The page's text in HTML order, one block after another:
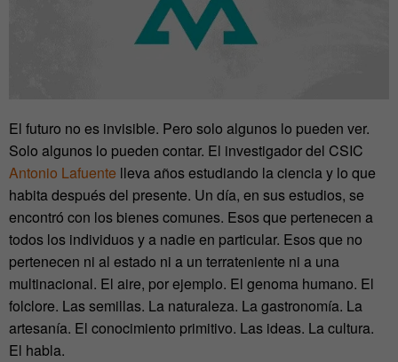
El futuro no es invisible. Pero solo algunos lo pueden ver.
Solo algunos lo pueden contar. El investigador del CSIC
Antonio Lafuente lleva años estudiando la ciencia y lo que
habita después del presente. Un día, en sus estudios, se
encontró con los bienes comunes. Esos que pertenecen a
todos los individuos y a nadie en particular. Esos que no
pertenecen ni al estado ni a un terrateniente ni a una
multinacional. El aire, por ejemplo. El genoma humano. El
folclore. Las semillas. La naturaleza. La gastronomía. La
artesanía. El conocimiento primitivo. Las ideas. La cultura.
El habla.